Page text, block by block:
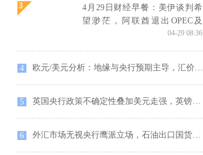
4月29日财经早餐：美伊谈判希
望渺茫，阿联酋退出OPEC及
OPEC+，金价测试4500关口，油
04-29 08:36
4 欧元/美元分析：地缘与央行预期主导，汇价陷入区间震荡
5 英国央行政策不确定性叠加美元走强，英镑跌至1.35关口承压运行
6 外汇市场无视央行鹰派立场，石油出口国货币成新宠